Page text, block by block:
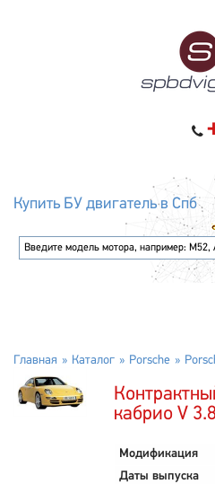
Купить БУ двигатель в Спб
Главная Каталог Porsche
кабрио V
Модификация
Даты выпуска